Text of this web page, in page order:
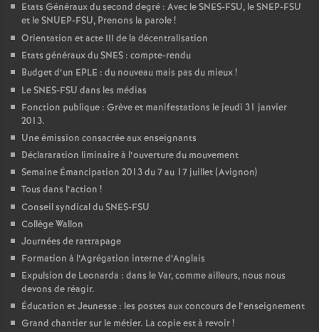
Etats Généraux du second degré : Avec le SNES-FSU, le SNEP-FSU
et le SNUEP-FSU, Prenons la parole!
Orientation et acte III de la décentralisation
Etats généraux du SNES : compte-rendu
Budget d’un EPLE : du nouveau mais pas du mieux!
Le SNES-FSU dans les médias
Fonction publique : Grève et manifestations le jeudi 31 janvier
2013.
Une émission consacrée aux enseignants
Déclararation liminaire à l’ouverture du mouvement
Semaine Émancipation 2013 du 7 au 17 juillet (Avignon)
Tous dans l’action !
Conseil syndical du SNES-FSU
Collège Wallon
Journées de rattrapage
Formation à l’Agrégation interne d’Anglais
Expulsion de Leonarda : dans le Var, comme ailleurs, nous nous
devons de réagir.
Éducation et Jeunesse : les postes aux concours de l’enseignement
Grand chantier sur le métier. La copie est à revoir!